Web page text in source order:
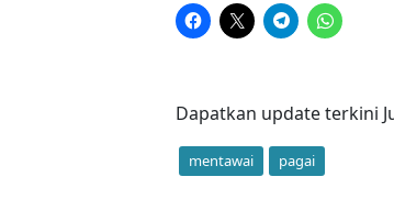
Dapatkan update terkini
mentawai pagai